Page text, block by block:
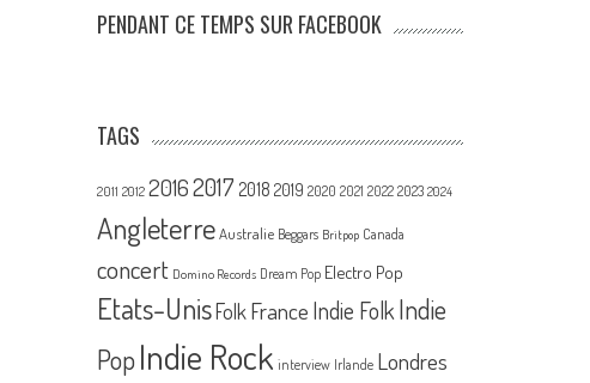
PENDANT CE TEMPS SUR FACEBOOK
TAGS
2011 2012 20162017 2018 2019 2020 2021 2022 2023 2024
Angleterre Australie Beggars Britpop Canada
concert Domino Records Dream Pop Electro Pop
Etats-UnisFolk France Indie FolkIndie
PopIndie Rock interview Irlande Londres